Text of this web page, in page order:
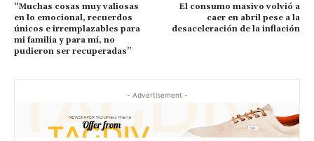
“Muchas cosas muy valiosas
en lo emocional, recuerdos
únicos e irremplazables para
mi familia y para mí, no
pudieron ser recuperadas”
El consumo masivo volvió a
caer en abril pese a la
desaceleración de la inflación
- Advertisement -